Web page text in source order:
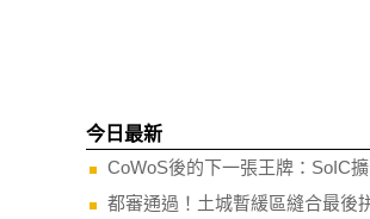
今日最新
CoWoS後的下一張王牌：SoIC擴